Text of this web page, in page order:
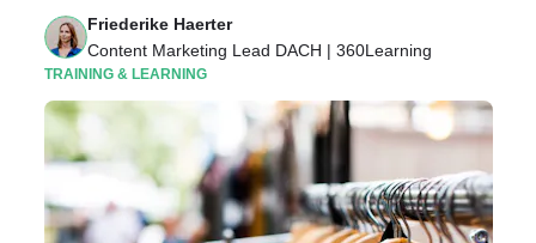
Friederike Haerter
Content Marketing Lead DACH | 360Learning
TRAINING & LEARNING